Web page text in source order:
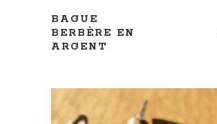
BAGUE
BERBÈRE EN
ARGENT